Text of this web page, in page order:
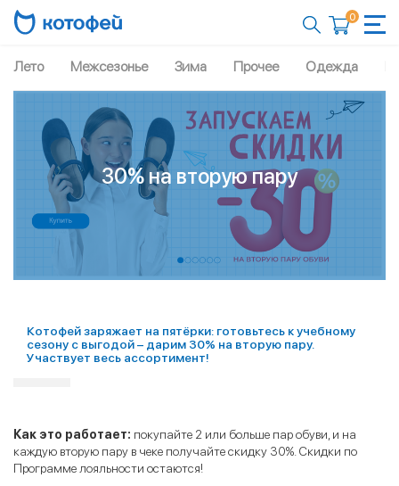
0
Лето Межсезонье Зима Прочее Одежда
30% на вторую пару
Котофей заряжает на пятёрки: готовьтесь к учебному
сезону с выгодой – дарим 30% на вторую пару.
Участвует весь ассортимент!
Как это работает: покупайте 2 или больше пар обуви, и на
каждую вторую пару в чеке получайте скидку 30%. Скидки по
Программе лояльности остаются!